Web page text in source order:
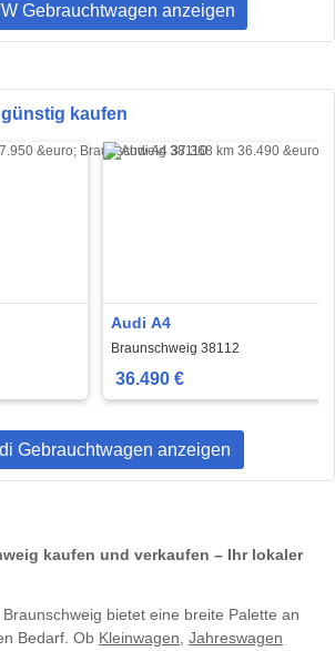
Gebrauchtwagen anzeigen
kaufen
Audi A4
Braunschweig 38112
36.490 €
Gebrauchtwagen anzeigen
kaufen und verkaufen – Ihr lokaler
bietet eine breite Palette an
Bedarf. Ob Kleinwagen, Jahreswagen